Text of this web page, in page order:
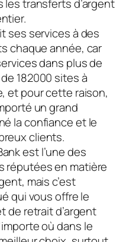
les transferts d’argent
ses services à des
chaque année, car
dans plus de
182000 sites à
et pour cette raison,
un grand
la confiance et le
clients.
est l’une des
réputées en matière
mais c’est
qui vous offre le
de retrait d’argent
où dans le